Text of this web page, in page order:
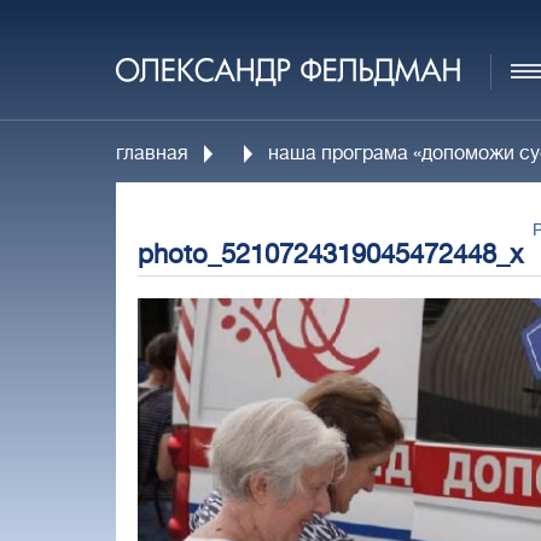
главная наша програма «допоможи
photo_5210724319045472448_x